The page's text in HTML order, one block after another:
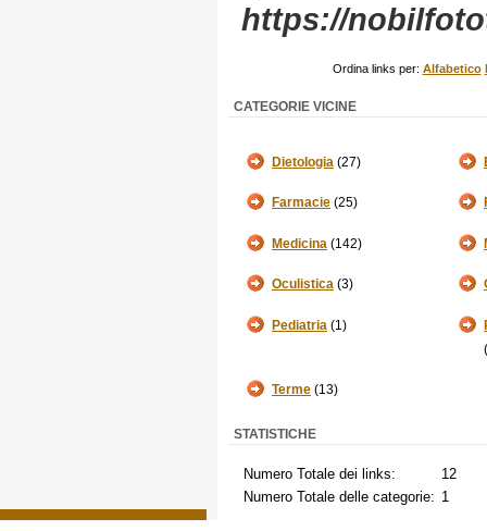
https://
Ordina links per: Alfabetico
CATEGORIE VICINE
Dietologia (27)
Farmacie (25)
Medicina (142)
Oculistica (3)
Pediatria (1)
Terme (13)
STATISTICHE
Numero Totale dei links:
12
Numero Totale delle categorie: 1